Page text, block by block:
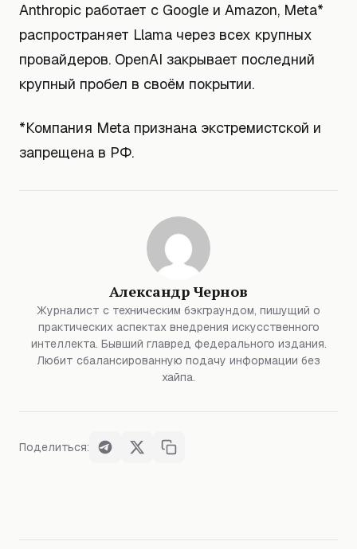
Anthropic работает с Google и Amazon, Meta*
распространяет Llama через всех крупных
провайдеров. OpenAI закрывает последний
крупный пробел в своём покрытии.
*Компания Meta признана экстремистской и
запрещена в РФ.
Александр Чернов
Журналист с техническим бэкграундом, пишущий о
практических аспектах внедрения искусственного
интеллекта. Бывший главред федерального издания.
Любит сбалансированную подачу информации без
хайпа.
Поделиться: